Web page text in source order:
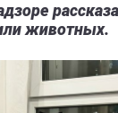
животных.